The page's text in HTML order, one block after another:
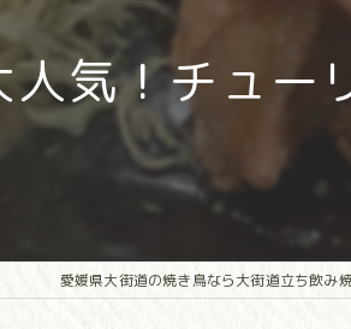
気！チュ
愛媛県大街道の焼き鳥なら大街道立ち飲み